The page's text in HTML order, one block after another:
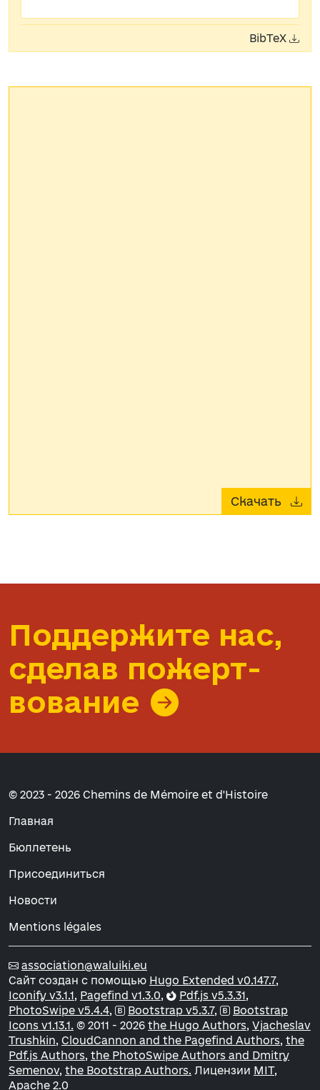
BibTeX
Скачать
Поддержите нас,
сделав пожерт­
вование
© 2023 - 2026 Chemins de Mémoire et d'Histoire
Главная
Бюллетень
Присоединиться
Новости
Mentions légales
association@waluiki.eu
Сайт создан с помощью Hugo Extended v0.147.7,
Iconify v3.1.1, Pagefind v1.3.0,
Pdf.js v5.3.31,
PhotoSwipe v5.4.4,
Bootstrap v5.3.7,
Bootstrap
Icons v1.13.1. © 2011 - 2026 the Hugo Authors, Vjacheslav
Trushkin, CloudCannon and the Pagefind Authors, the
Pdf.js Authors, the PhotoSwipe Authors and Dmitry
Semenov, the Bootstrap Authors. Лицензии MIT,
Apache 2.0